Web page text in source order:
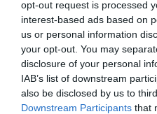
opt-out request is processed
interest-based ads based on
us or personal information
your opt-out. You may
disclosure of your personal
IAB’s list of downstream
also be disclosed by us to
Downstream Participants that
fabricación europea,
base más segura para
pacientes».
Por su parte, Rafael Borràs
Institucionales y
«Con el coste de la energía